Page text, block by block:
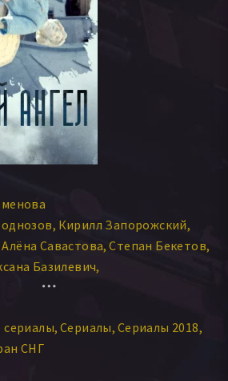
Кирилл Запорожский
Алёна Савастова Степан Бекетов
Базилевич
Ян Решетников
сериалы Сериалы Сериалы 2018
СНГ